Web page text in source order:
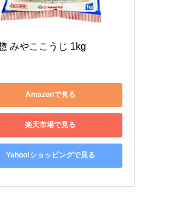
みやここうじ 1kg
Amazonで見る
楽天市場で見る
Yahoo!ショッピングで見る